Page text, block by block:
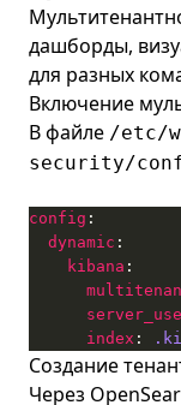
дашборды,
для разных
Включение
В файле /etc/
security/
config
dynamic
kibana
index :
Создание
Через